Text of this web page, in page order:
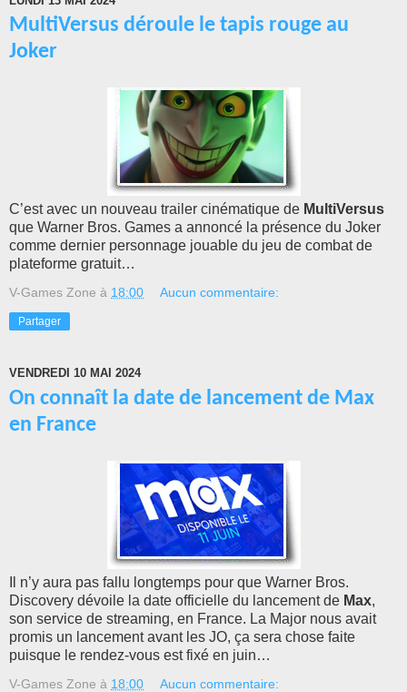
MultiVersus déroule le tapis rouge au
Joker
C’est avec un nouveau trailer cinématique de MultiVersus
que Warner Bros. Games a annoncé la présence du Joker
comme dernier personnage jouable du jeu de combat de
plateforme gratuit…
V-Games Zone à 18:00 Aucun commentaire:
Partager
VENDREDI 10 MAI 2024
On connaît la date de lancement de Max
en France
Il n’y aura pas fallu longtemps pour que Warner Bros.
Discovery dévoile la date officielle du lancement de Max,
son service de streaming, en France. La Major nous avait
promis un lancement avant les JO, ça sera chose faite
puisque le rendez-vous est fixé en juin…
V-Games Zone à 18:00 Aucun commentaire: